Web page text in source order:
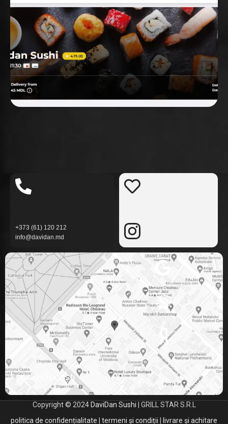
+373 (61) 120 212
info@davidan.md
șos. Hâncești
Copyright © 2024 DaviDan Sushi | GRILL STAR S.R.L
politica de confidențialitate
termeni și condiții livrare și achitare